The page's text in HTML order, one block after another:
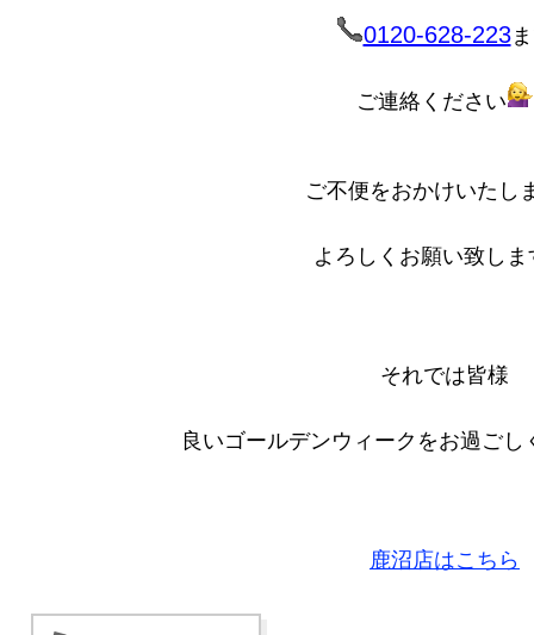
0120-628-223
ご連絡ください
ご不便をおかけいたし
よろしくお願い致しま
それでは皆様
良いゴールデンウィークをお過ごし
鹿沼店はこちら